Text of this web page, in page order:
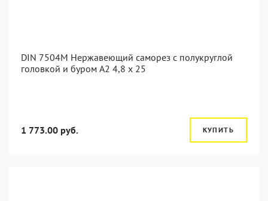
DIN 7504M Нержавеющий саморез с полукруглой
головкой и буром А2 4,8 x 25
1 773.00 руб. КУПИТЬ